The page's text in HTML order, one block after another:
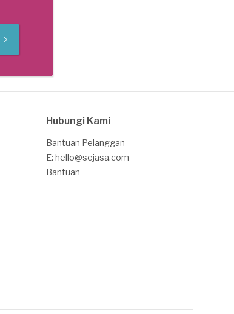
Hubungi Kami
Bantuan Pelanggan
E: hello@sejasa.com
Bantuan